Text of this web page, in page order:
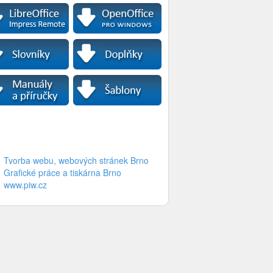
Tvorba webu, webových stránek Brno
Grafické práce a tiskárna Brno
www.piw.cz